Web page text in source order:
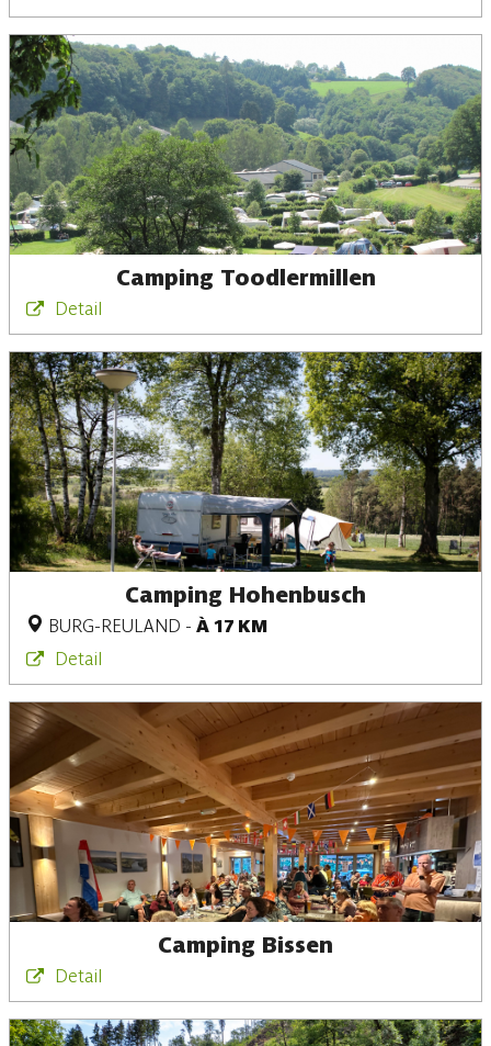
Camping Toodlermillen
Detail
Camping Hohenbusch
BURG-REULAND - À 17 KM
Detail
Camping Bissen
Detail